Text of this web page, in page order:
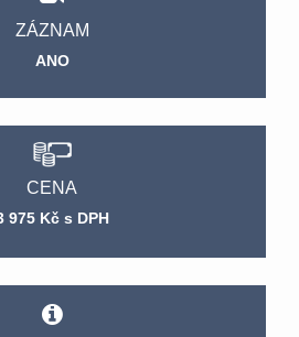
ZÁZNAM
ANO
CENA
975 Kč s DPH